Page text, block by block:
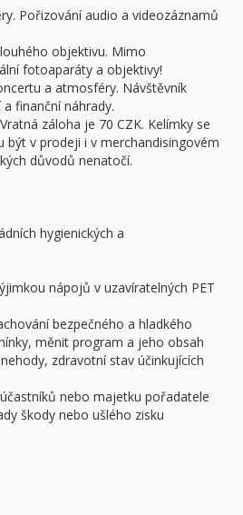
Pořizování audio a videozáznamů
objektivu. Mimo
fotoaparáty a objektivy!
a atmosféry. Návštěvník
finanční náhrady.
záloha je 70 CZK. Kelímky se
být v prodeji i v merchandisingovém
důvodů nenatočí.
hygienických a
nápojů v uzavíratelných PET
bezpečného a hladkého
měnit program a jeho obsah
zdravotní stav účinkujících
nebo majetku pořadatele
škody nebo ušlého zisku